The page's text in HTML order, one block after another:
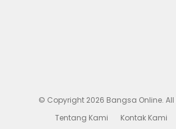
© Copyright 2026 Bangsa Online. All
Tentang Kami
Kontak Kami